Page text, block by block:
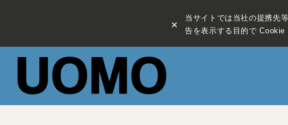
×
当サイトでは当社の提携先
告を表示する目的で Cookie